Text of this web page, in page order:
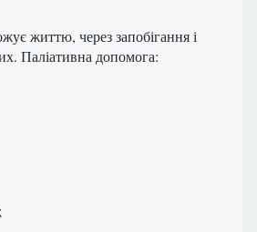
життю, через запобігання і
Паліативна допомога: